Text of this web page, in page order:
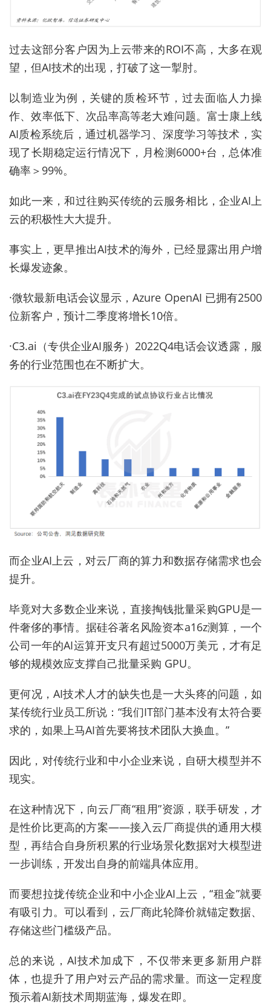
过去这部分客户因为上云带来的ROI不高，大多在观
望，但AI技术的出现，打破了这一掣肘。
以制造业为例，关键的质检环节，过去面临人力操
作、效率低下、次品率高等老大难问题。富士康上线
AI质检系统后，通过机器学习、深度学习等技术，实
现了长期稳定运行情况下，月检测6000+台，总体准
确率＞99%。
如此一来，和过往购买传统的云服务相比，企业AI上
云的积极性大大提升。
事实上，更早推出AI技术的海外，已经显露出用户增
长爆发迹象。
·微软最新电话会议显示，Azure OpenAI 已拥有2500
位新客户，预计二季度将增长10倍。
·C3.ai（专供企业AI服务）2022Q4电话会议透露，服
务的行业范围也在不断扩大。
而企业AI上云，对云厂商的算力和数据存储需求也会
提升。
毕竟对大多数企业来说，直接掏钱批量采购GPU是一
件奢侈的事情。据硅谷著名风险资本a16z测算，一个
公司一年的AI运算开支只有超过5000万美元，才有足
够的规模效应支撑自己批量采购 GPU。
更何况，AI技术人才的缺失也是一大头疼的问题，如
某传统行业员工所说：“我们IT部门基本没有太符合要
求的，如果上马AI首先要将技术团队大换血。”
因此，对传统行业和中小企业来说，自研大模型并不
现实。
在这种情况下，向云厂商“租用”资源，联手研发，才
是性价比更高的方案——接入云厂商提供的通用大模
型，再结合自身所积累的行业场景化数据对大模型进
一步训练，开发出自身的前端具体应用。
而要想拉拢传统企业和中小企业AI上云，“租金”就要
有吸引力。可以看到，云厂商此轮降价就锚定数据、
存储这些门槛级产品。
总的来说，AI技术加成下，不仅带来更多新用户群
体，也提升了用户对云产品的需求量。而这一定程度
预示着AI新技术周期蓝海，爆发在即。